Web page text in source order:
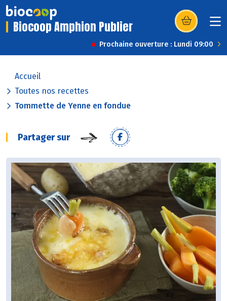
Biocoop Amphion Publier (s’ouvre dans
Prochaine ouverture : Lundi 09:00
Accueil
Toutes nos recettes
Tommette de Yenne en fondue
Partager sur